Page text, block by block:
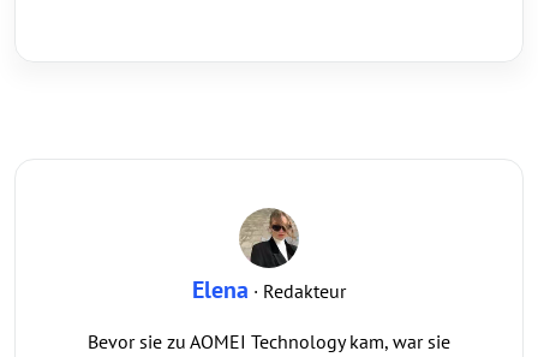
Elena · Redakteur
Bevor sie zu AOMEI Technology kam, war sie